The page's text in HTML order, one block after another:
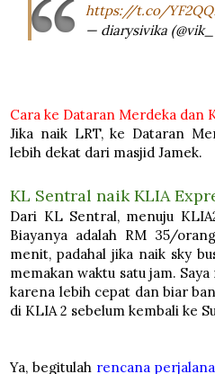
https://t.co/
— diarysivika
Cara ke Dataran Merdeka dan
Jika naik LRT, ke Dataran
lebih dekat dari masjid Jamek.
KL Sentral naik KLIA
Dari KL Sentral, menuju
Biayanya adalah RM 35/
menit, padahal jika naik sky
memakan waktu satu jam.
karena lebih cepat dan biar
di KLIA 2 sebelum kembali ke
Ya, begitulah rencana